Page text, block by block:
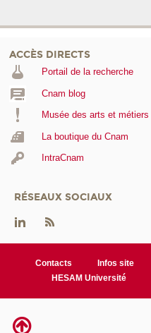
ACCÈS DIRECTS
Portail de la recherche
Cnam blog
Musée des arts et métiers
La boutique du Cnam
IntraCnam
RÉSEAUX SOCIAUX
Contacts Infos site
HESAM Université